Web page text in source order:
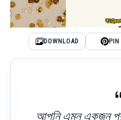
DOWNLOAD PIN
আপনি এমন একজন